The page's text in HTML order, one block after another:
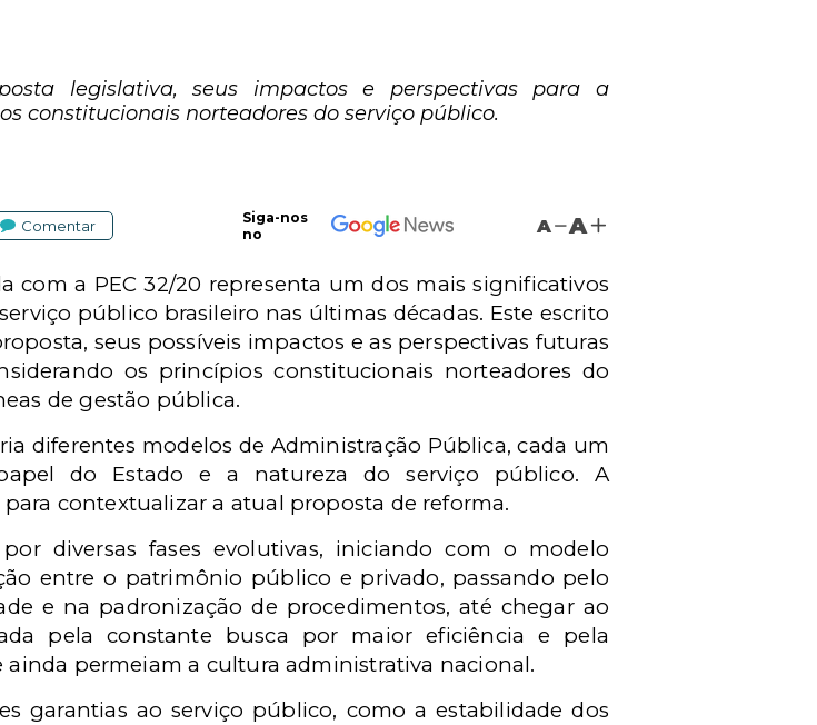
legislativa, seus impactos e perspectivas para a
constitucionais norteadores do serviço público.
Comentar
Siga-nos
no
A A
com a PEC 32/20 representa um dos mais significativos
público brasileiro nas últimas décadas. Este escrito
seus possíveis impactos e as perspectivas futuras
os princípios constitucionais norteadores do
de gestão pública.
diferentes modelos de Administração Pública, cada um
do Estado e a natureza do serviço público. A
contextualizar a atual proposta de reforma.
diversas fases evolutivas, iniciando com o modelo
entre o patrimônio público e privado, passando pelo
e na padronização de procedimentos, até chegar ao
pela constante busca por maior eficiência e pela
permeiam a cultura administrativa nacional.
garantias ao serviço público, como a estabilidade dos